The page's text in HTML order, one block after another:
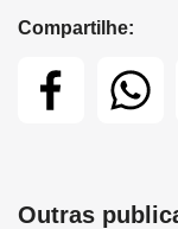
Compartilhe:
Outras